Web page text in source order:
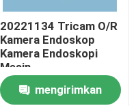
20221134 Tricam O/R
Kamera Endoskop
Kamera Endoskopi
Mesin
mengirimkan